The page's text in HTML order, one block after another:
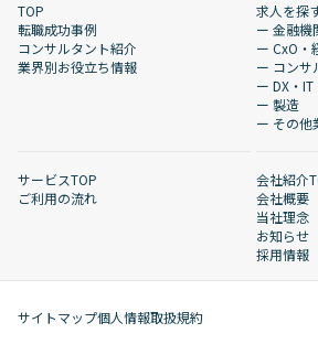
TOP
転職成功事例
コンサルタント紹介
業界別お役立ち情報
求人を探
ー 金融機
ー CxO・
ー コンサ
ー DX・IT
ー 製造
ー その他
サービスTOP
ご利用の流れ
会社紹介
会社概要
当社理念
お知らせ
採用情報
サイトマップ個人情報取扱規約